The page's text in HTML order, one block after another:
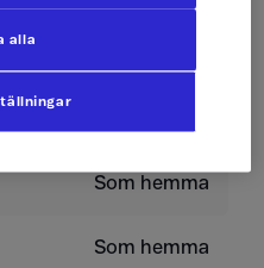
Som hemma
Som hemma
alla